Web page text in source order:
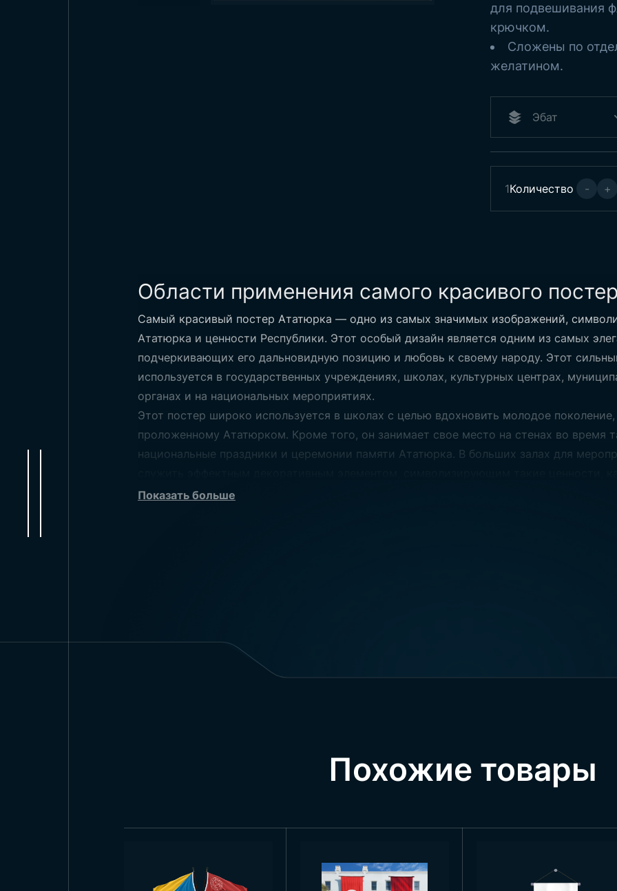
Самый
для подвешивания
крючком.
Сложены по
желатином.
1Количество - +
Области применения самого красивого
Самый красивый постер Ататюрка — одно из самых значимых изображений,
Ататюрка и ценности Республики. Этот особый дизайн является одним из самых
подчеркивающих его дальновидную позицию и любовь к своему народу. Этот
используется в государственных учреждениях, школах, культурных центрах,
органах и на национальных мероприятиях.
Этот постер широко используется в школах с целью вдохновить молодое
проложенному Ататюрком. Кроме того, он занимает свое место на стенах во время
национальные праздники и церемонии памяти Ататюрка. В больших залах для
Самый красивый постер Ататюрка создает значимую атмосферу, элегантно
см и более крупные создают впечатляющую атмосферу, мощно отражая лидерство и
стенах и в просторных зонах.
постера Ататюрка. Производство с высоким разрешением, элегантно отражающее
материалов, подходящих как для внутреннего, так и для наружного использования.
Показать больше
Похожие товары